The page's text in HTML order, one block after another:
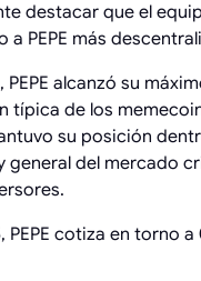
destacar que el
a PEPE más
PEPE alcanzó su
típica de los
su posición
general del mercado
cotiza en torno a